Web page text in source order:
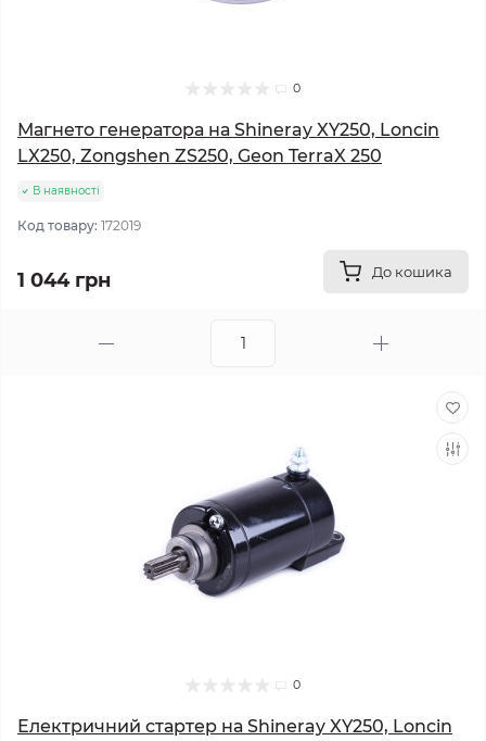
0
Магнето генератора на Shineray XY250, Loncin
LX250, Zongshen ZS250, Geon TerraX 250
В наявності
Код товару: 172019
1 044 грн До кошика
0
Електричний стартер на Shineray XY250, Loncin